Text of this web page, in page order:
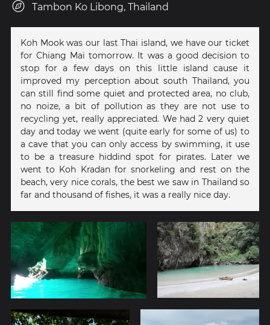
Tambon Ko Libong, Thailand
Koh Mook was our last Thai island, we have our ticket
for Chiang Mai tomorrow. It was a good decision to
stop for a few days on this little island cause it
improved my perception about south Thailand, you
can still find some quiet and protected area, no club,
no noize, a bit of pollution as they are not use to
recycling yet, really appreciated. We had 2 very quiet
day and today we went (quite early for some of us) to
a cave that you can only access by swimming, it use
to be a treasure hiddind spot for pirates. Later we
went to Koh Kradan for snorkeling and rest on the
beach, very nice corals, the best we saw in Thailand so
far and thousand of fishes, it was a really nice day.